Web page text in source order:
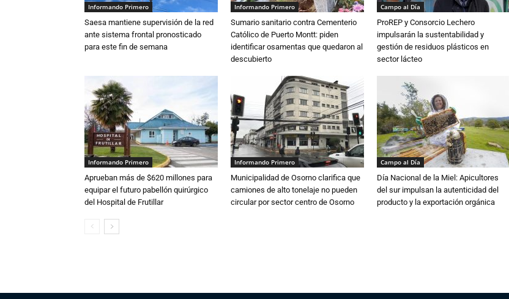
Informando Primero
Saesa mantiene supervisión de la red
ante sistema frontal pronosticado
para este fin de semana
Informando Primero
Sumario sanitario contra Cementerio
Católico de Puerto Montt: piden
identificar osamentas que quedaron al
descubierto
Campo al Día
ProREP y Consorcio Lechero
impulsarán la sustentabilidad y
gestión de residuos plásticos en
sector lácteo
Informando Primero
Aprueban más de $620 millones para
equipar el futuro pabellón quirúrgico
del Hospital de Frutillar
Informando Primero
Municipalidad de Osorno clarifica que
camiones de alto tonelaje no pueden
circular por sector centro de Osorno
Campo al Día
Día Nacional de la Miel: Apicultores
del sur impulsan la autenticidad del
producto y la exportación orgánica